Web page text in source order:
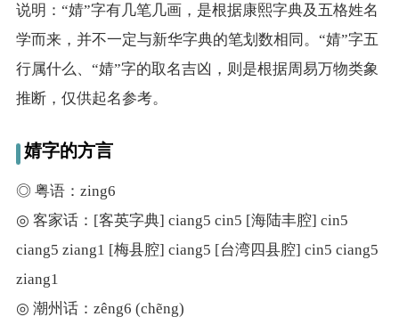
说明：“婧”字有几笔几画，是根据康熙字典及五格姓名
学而来，并不一定与新华字典的笔划数相同。“婧”字五
行属什么、“婧”字的取名吉凶，则是根据周易万物类象
推断，仅供起名参考。
婧字的方言
◎ 粤语：zing6
◎ 客家话：[客英字典] ciang5 cin5 [海陆丰腔] cin5
ciang5 ziang1 [梅县腔] ciang5 [台湾四县腔] cin5 ciang5
ziang1
◎ 潮州话：zêng6 (chẽng)